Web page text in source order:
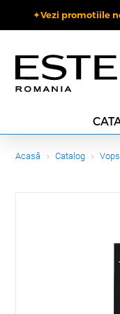
✦Vezi promotiile
Acasă Catalog